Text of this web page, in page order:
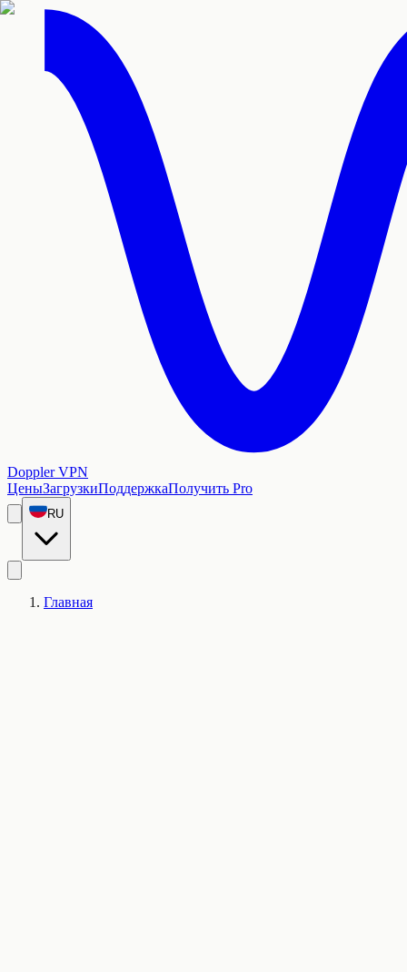
Doppler VPN
ЦеныЗагрузкиПоддержкаПолучить Pro
RU
Главная